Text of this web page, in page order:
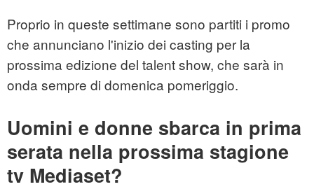
Proprio in queste settimane sono partiti i promo
che annunciano l'inizio dei casting per la
prossima edizione del talent show, che sarà in
onda sempre di domenica pomeriggio.
Uomini e donne sbarca in prima
serata nella prossima stagione
tv Mediaset?